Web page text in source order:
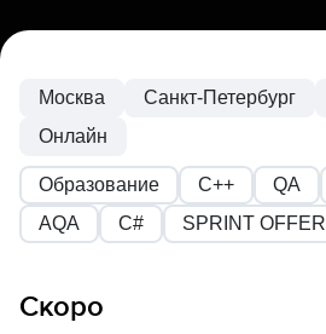
Москва Санкт-Петербург
Онлайн
Образование C++ QA
AQA
С# SPRINT OFFER
Скоро